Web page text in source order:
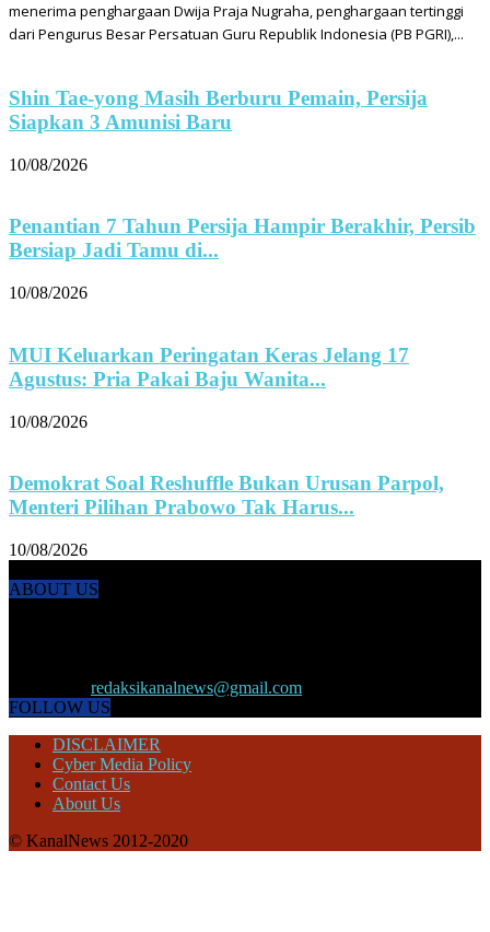
menerima penghargaan Dwija Praja Nugraha, penghargaan tertinggi
dari Pengurus Besar Persatuan Guru Republik Indonesia (PB PGRI),...
Shin Tae-yong Masih Berburu Pemain, Persija
Siapkan 3 Amunisi Baru
10/08/2026
Penantian 7 Tahun Persija Hampir Berakhir, Persib
Bersiap Jadi Tamu di...
10/08/2026
MUI Keluarkan Peringatan Keras Jelang 17
Agustus: Pria Pakai Baju Wanita...
10/08/2026
Demokrat Soal Reshuffle Bukan Urusan Parpol,
Menteri Pilihan Prabowo Tak Harus...
10/08/2026
ABOUT US
redaksikanalnews@gmail.com
FOLLOW US
DISCLAIMER
Cyber Media Policy
Contact Us
About Us
© KanalNews 2012-2020